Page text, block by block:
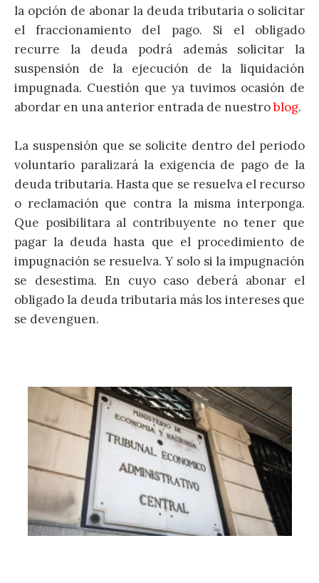
la opción de abonar la deuda tributaria o solicitar
el fraccionamiento del pago. Si el obligado
recurre la deuda podrá además solicitar la
suspensión de la ejecución de la liquidación
impugnada. Cuestión que ya tuvimos ocasión de
abordar en una anterior entrada de nuestroblog.
La suspensión que se solicite dentro del periodo
voluntario paralizará la exigencia de pago de la
deuda tributaria. Hasta que se resuelva el recurso
o reclamación que contra la misma interponga.
Que posibilitara al contribuyente no tener que
pagar la deuda hasta que el procedimiento de
impugnación se resuelva. Y solo si la impugnación
se desestima. En cuyo caso deberá abonar el
obligado la deuda tributaria más los intereses que
se devenguen.